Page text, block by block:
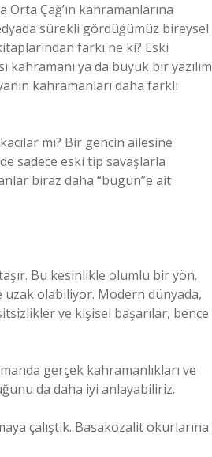
Çağ’ın kahramanlarına
sürekli gördüğümüz bireysel
farkı ne ki? Eski
ya da büyük bir yazılım
kahramanları daha farklı
mı? Bir gencin ailesine
sadece eski tip savaşlarla
biraz daha “bugün”e ait
Bu kesinlikle olumlu bir yön.
uzak olabiliyor. Modern dünyada,
ve kişisel başarılar, bence
gerçek kahramanlıkları ve
da daha iyi anlayabiliriz.
çalıştık. Basakozalit okurlarına